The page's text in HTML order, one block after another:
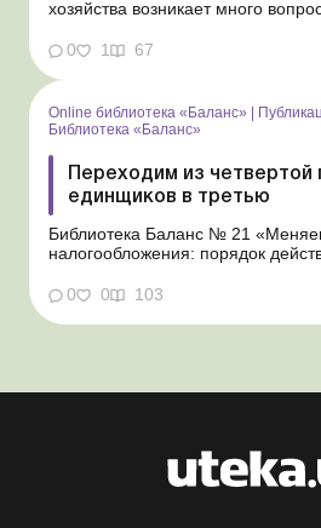
хозяйства возникает много
Ответы на основные из них
Библиотека Баланс № 5
оформлению, учету и
выплаты ...
0 1 67
Online библиотека «Баланс» |
Библиотека «Баланс»
Переходим из четвертой
единщиков в третью
Библиотека Баланс № 21
налогообложения: порядок
условиях перехода в третью
единого налога (далее – ЕН) мы
консультации «Как перейти с
0 0 103